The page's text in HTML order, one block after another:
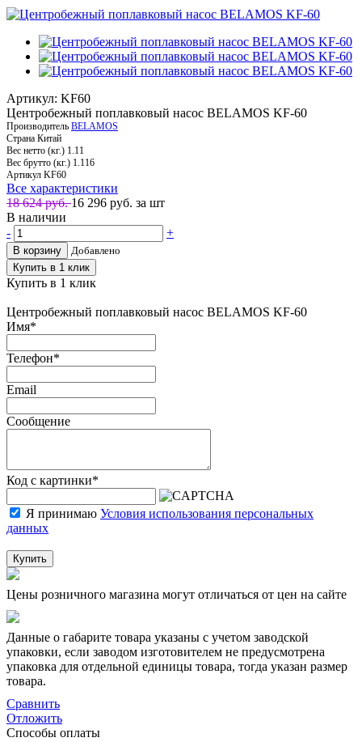
Артикул: KF60
Центробежный поплавковый насос BELAMOS KF-60
Производитель BELAMOS
Страна Китай
Вес нетто (кг.) 1.11
Вес брутто (кг.) 1.116
Артикул KF60
Все характеристики
18 624 руб.16 296 руб. за шт
В наличии
-
+
В корзину
Добавлено
Купить в 1 клик
Купить в 1 клик
Центробежный поплавковый насос BELAMOS KF-60
Имя*
Телефон*
Email
Сообщение
Код с картинки*
Я принимаю Условия использования персональных
данных
Купить
Цены розничного магазина могут отличаться от цен на сайте
Данные о габарите товара указаны с учетом заводской
упаковки, если заводом изготовителем не предусмотрена
упаковка для отдельной единицы товара, тогда указан размер
товара.
Сравнить
Отложить
Способы оплаты